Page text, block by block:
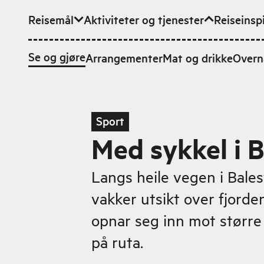
Hopp til hovedinnhold
Reisemål Aktiviteter og tjenester
Se og gjøreArrangementerMat og drikke
Sport
Med sykkel i
Langs heile vegen i
vakker utsikt over
opnar seg inn mot
på ruta.